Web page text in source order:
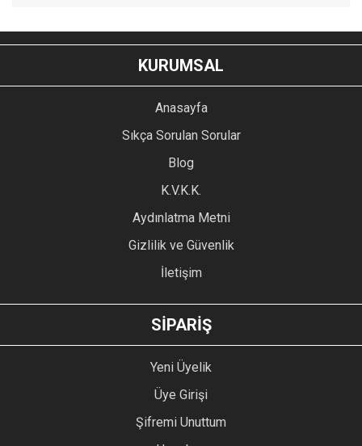
YORUM YAZ
Bu ürünün fiyat bilgisi, resim, ürün açıklamalarında ve diğer
konularda yetersiz gördüğünüz noktaları öneri formunu
kullanarak tarafımıza iletebilirsiniz.
Ürün resmi kalitesiz, bozuk veya görüntülenemiyor.
Ürün açıklamasında eksik bilgiler bulunuyor.
Ürün bilgilerinde hatalar bulunuyor.
Ürün fiyatı diğer sitelerden daha pahalı.
GÖNDER
KURUMSAL
Anasayfa
Sıkça Sorulan Sorular
Blog
K.V.K.K.
Aydınlatma Metni
Gizlilik ve Güvenlik
İletişim
SİPARİŞ
Yeni Üyelik
Üye Girişi
Şifremi Unuttum